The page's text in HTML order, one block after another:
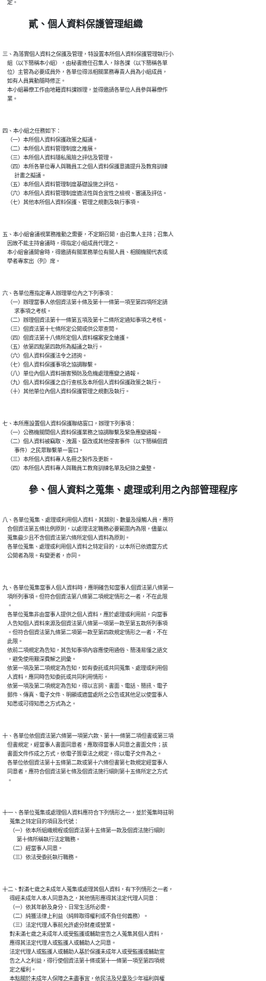
貳、個人資料保護管理組織
三、為落實個人資料之保護及管理，特設置本所個人資料保護管理執行小
    組（以下簡稱本小組），由秘書擔任召集人，除各課（以下簡稱各單
    位）主管為必要成員外，各單位得派相關業務專責人員為小組成員，
    如有人員異動隨時修正。
    本小組幕僚工作由地籍資料課辦理，並得邀請各單位人員參與幕僚作
四、本小組之任務如下：
    （一）本所個人資料保護政策之擬議。
    （二）本所個人資料管理制度之推展。
    （三）本所個人資料隱私風險之評估及管理。
    （四）本所各單位專人與職員工之個人資料保護意識提升及教育訓練
          計畫之擬議。
    （五）本所個人資料管理制度基礎設施之評估。
    （六）本所個人資料管理制度適法性與合宜性之檢視、審議及評估。
五、本小組會議視業務推動之需要，不定期召開，由召集人主持；召集人
    因故不能主持會議時，得指定小組成員代理之。
    本小組會議開會時，得邀請有關業務單位有關人員、相關機關代表或
六、各單位應指定專人辦理單位內之下列事項：
    （一）辦理當事人依個資法第十條及第十一條第一項至第四項所定請
          求事項之考核。
    （二）辦理個資法第十一條第五項及第十二條所定通知事項之考核。
    （三）個資法第十七條所定公開或供公眾查閱。
    （四）個資法第十八條所定個人資料檔案安全維護。
    （五）依第四點第四款所為擬議之執行。
    （六）個人資料保護法令之諮詢。
    （七）個人資料保護事項之協調聯繫。
    （八）單位內個人資料損害預防及危機處理應變之通報。
    （九）個人資料保護之自行查核及本所個人資料保護政策之執行。
七、本所應設置個人資料保護聯絡窗口，辦理下列事項：
    （一）公務機關間個人資料保護業務之協調聯繫及緊急應變通報。
    （二）個人資料被竊取、洩漏、竄改或其他侵害事件（以下簡稱個資
          事件）之民眾聯繫單一窗口。
    （三）本所個人資料專人名冊之製作及更新。
參、個人資料之蒐集、處理或利用之內部管理程序
八、各單位蒐集、處理或利用個人資料，其類別、數量及接觸人員，應符
    合個資法第五條比例原則，以處理法定職務必要範圍內為限，儘量以
    蒐集最少且不含個資法第六條所定個人資料為原則。
    各單位蒐集、處理或利用個人資料之特定目的，以本所已依適當方式
九、各單位蒐集當事人個人資料時，應明確告知當事人個資法第八條第一
    項所列事項。但符合個資法第八條第二項規定情形之一者，不在此限
    。
    各單位蒐集非由當事人提供之個人資料，應於處理或利用前，向當事
    人告知個人資料來源及個資法第八條第一項第一款至第五款所列事項
    。但符合個資法第九條第二項第一款至第四款規定情形之一者，不在
    此限。
    依前二項規定為告知，其告知事項內容應使用通俗、簡淺易懂之語文
    ，避免使用艱深費解之詞彙。
    依第一項及第二項規定為告知，如有委託或共同蒐集、處理或利用個
    人資料，應同時告知委託或共同利用情形。
    依第一項及第二項規定為告知，得以言詞、書面、電話、簡訊、電子
    郵件、傳真、電子文件、明顯或適當處所之公告或其他足以使當事人
十、各單位依個資法第六條第一項第六款、第十一條第二項但書或第三項
    但書規定，經當事人書面同意者，應取得當事人同意之書面文件；該
    書面文件作成之方式，依電子簽章法之規定，得以電子文件為之。
    各單位依個資法第十五條第二款或第十六條但書第七款規定經當事人
    同意者，應符合個資法第七條及個資法施行細則第十五條所定之方式
十一、各單位蒐集或處理個人資料應符合下列情形之一，並於蒐集時註明
      蒐集之特定目的項目及代號：
      （一）依本所組織規程或個資法第十五條第一款及個資法施行細則
            第十條所稱執行法定職務。
      （二）經當事人同意。
十二、對滿七歲之未成年人蒐集或處理其個人資料，有下列情形之一者，
      得經未成年人本人同意為之，其他情形應得其法定代理人同意：
      （一）依其年齡及身分、日常生活所必需。
      （二）純獲法律上利益（純粹取得權利或不負任何義務）。
      （三）法定代理人事前允許處分財產或營業。
      對未滿七歲之未成年人或受監護或輔助宣告之人蒐集其個人資料，
      應得其法定代理人或監護人或輔助人之同意。
      法定代理人或監護人或輔助人基於保護未成年人或受監護或輔助宣
      告之人之利益，得行使個資法第十條或第十一條第一項至第四項規
      定之權利。
      本點關於未成年人保障之未盡事宜，依民法及兒童及少年福利與權